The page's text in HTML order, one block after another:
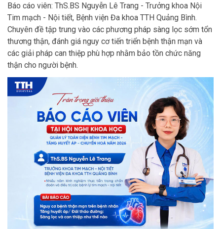
Báo cáo viên: ThS.BS Nguyễn Lê Trang - Trưởng khoa Nội
Tim mạch - Nội tiết, Bệnh viện Đa khoa TTH Quảng Bình.
Chuyên đề tập trung vào các phương pháp sàng lọc sớm tổn
thương thận, đánh giá nguy cơ tiến triển bệnh thận mạn và
các giải pháp can thiệp phù hợp nhằm bảo tồn chức năng
thận cho người bệnh.